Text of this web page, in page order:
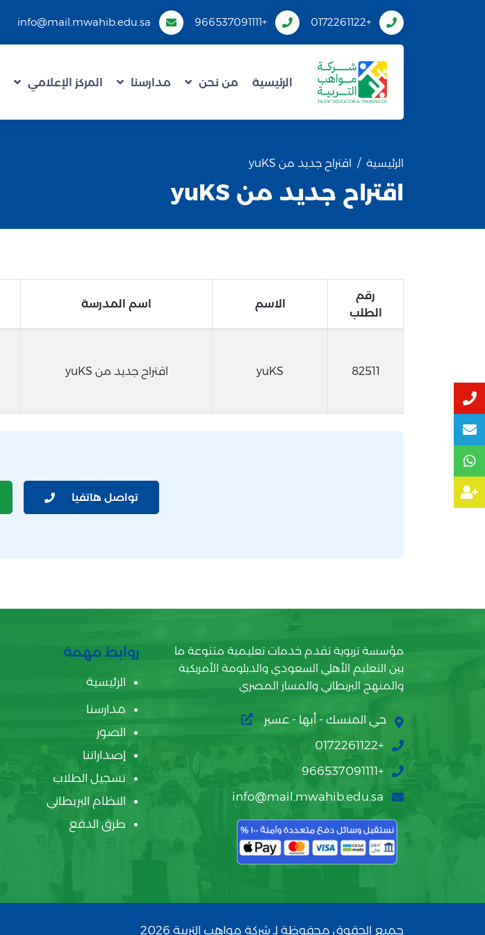
+0172261122
+966537091111
info@mail.mwahib.edu.sa
الرئيسية من نحن مدارسنا المركز الإعلامي
الرئيسية اقتراح جديد من yuKS
اقتراح جديد من yuKS
رقم
الطلب
الاسم اسم المدرسة
82511
yuKS اقتراح جديد من yuKS
تواصل هاتفيا
مؤسسة تربوية تقدم خدمات تعليمية متنوعة ما
بين التعليم الأهلي السعودي والدبلومة الأمريكية
والمنهج البريطاني والمسار المصري
حي المنسك - أبها - عسير
+0172261122
+966537091111
info@mail.mwahib.edu.sa
روابط مهمة
الرئيسية
مدارسنا
الصور
إصداراتنا
تسجيل الطلاب
النظام البريطاني
طرق الدفع
جميع الحقوق محفوظة لـ شركة مواهب التربية 2026